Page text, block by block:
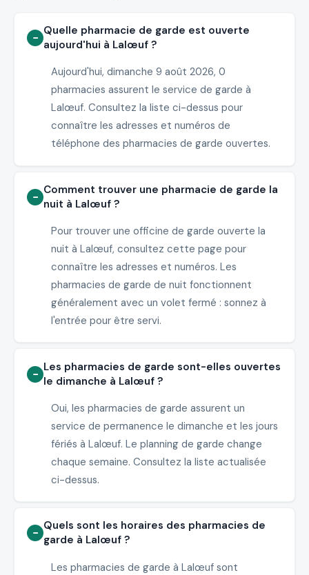
Quelle pharmacie de garde est ouverte
aujourd'hui à Lalœuf ?
Aujourd'hui, dimanche 9 août 2026, 0
pharmacies assurent le service de garde à
Lalœuf. Consultez la liste ci-dessus pour
connaître les adresses et numéros de
téléphone des pharmacies de garde ouvertes.
Comment trouver une pharmacie de garde la
nuit à Lalœuf ?
Pour trouver une officine de garde ouverte la
nuit à Lalœuf, consultez cette page pour
connaître les adresses et numéros. Les
pharmacies de garde de nuit fonctionnent
généralement avec un volet fermé : sonnez à
l'entrée pour être servi.
Les pharmacies de garde sont-elles ouvertes
le dimanche à Lalœuf ?
Oui, les pharmacies de garde assurent un
service de permanence le dimanche et les jours
fériés à Lalœuf. Le planning de garde change
chaque semaine. Consultez la liste actualisée
ci-dessus.
Quels sont les horaires des pharmacies de
garde à Lalœuf ?
Les pharmacies de garde à Lalœuf sont